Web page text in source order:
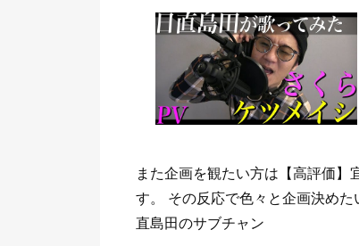
また企画を観たい方は【高評価】
す。 その反応で色々と企画決めた
直島田のサブチャン